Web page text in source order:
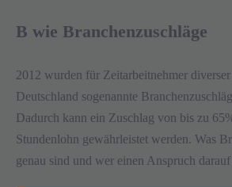
B wie Branchenzuschläge
2012 wurden für Zeitarbeitnehmer
Deutschland sogenannte
Dadurch kann ein Zuschlag von bis zu
Stundenlohn gewährleistet werden. Was
genau sind und wer einen Anspruch